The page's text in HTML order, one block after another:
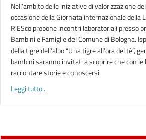
Nell’ambito delle iniziative di valorizzazione
occasione della Giornata internazionale della
RiESco propone incontri laboratoriali presso
Bambini e Famiglie del Comune di Bologna.
della tigre dell’albo “Una tigre all’ora del tè”,
bambini saranno invitati a scoprire che con le
raccontare storie e conoscersi.
Leggi tutto...